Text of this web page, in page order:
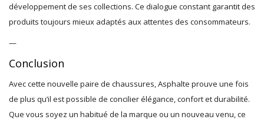
développement de ses collections. Ce dialogue constant garantit des
produits toujours mieux adaptés aux attentes des consommateurs.
—
Conclusion
Avec cette nouvelle paire de chaussures, Asphalte prouve une fois
de plus qu’il est possible de concilier élégance, confort et durabilité.
Que vous soyez un habitué de la marque ou un nouveau venu, ce